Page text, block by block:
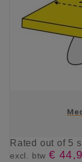
Rated out of 5
excl. btw €